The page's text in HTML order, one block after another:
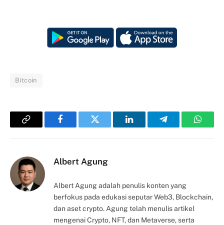
Bitcoin
Copy
FacebookTwitter LinkedInTelegram
Albert Agung
Albert Agung adalah penulis konten yang
berfokus pada edukasi seputar Web3, Blockchain,
dan aset crypto. Agung telah menulis artikel
mengenai Crypto, NFT, dan Metaverse, serta